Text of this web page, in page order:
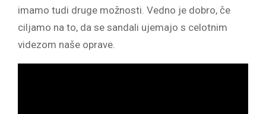
imamo tudi druge možnosti. Vedno je dobro, če
ciljamo na to, da se sandali ujemajo s celotnim
videzom naše oprave.